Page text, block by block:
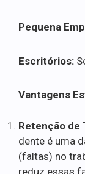
Pequena
Escritórios:
Vantagens
Retenção de
dente é uma
(faltas) no
reduz essas